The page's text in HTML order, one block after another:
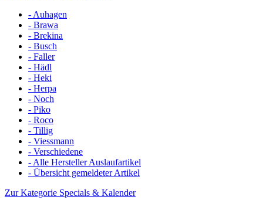
- Auhagen
- Brawa
- Brekina
- Busch
- Faller
- Hädl
- Heki
- Herpa
- Noch
- Piko
- Roco
- Tillig
- Viessmann
- Verschiedene
- Alle Hersteller Auslaufartikel
- Übersicht gemeldeter Artikel
Zur Kategorie Specials & Kalender